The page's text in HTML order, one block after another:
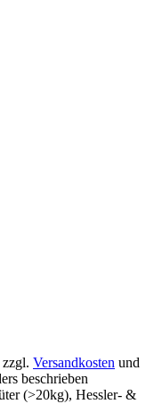
Versandkosten und
beschrieben
(>20kg), Hessler- &